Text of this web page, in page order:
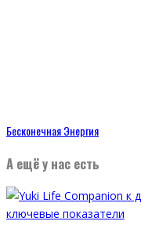
Бесконечная Энергия
А ещё у нас есть